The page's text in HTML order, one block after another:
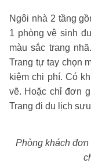
Ngôi nhà 2 tầng
1 phòng vệ sinh
màu sắc trang
Trang tự tay chọn
kiệm chi phí. Có
vẽ. Hoặc chỉ đơn
Trang đi du lịch
Phòng khách